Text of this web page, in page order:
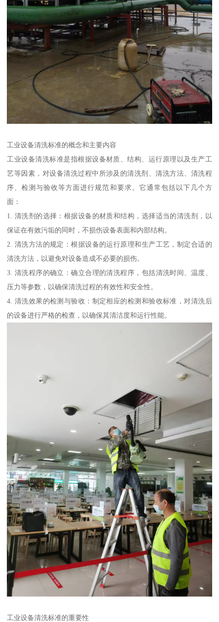
工业设备清洗标准的概念和主要内容
工业设备清洗标准是指根据设备材质、结构、运行原理以及生产工
艺等因素，对设备清洗过程中所涉及的清洗剂、清洗方法、清洗程
序、检测与验收等方面进行规范和要求。它通常包括以下几个方
面：
1. 清洗剂的选择：根据设备的材质和结构，选择适当的清洗剂，以
保证在有效污垢的同时，不损伤设备表面和内部结构。
2. 清洗方法的规定：根据设备的运行原理和生产工艺，制定合适的
清洗方法，以避免对设备造成不必要的损伤。
3. 清洗程序的确立：确立合理的清洗程序，包括清洗时间、温度、
压力等参数，以确保清洗过程的有效性和安全性。
4. 清洗效果的检测与验收：制定相应的检测和验收标准，对清洗后
的设备进行严格的检查，以确保其清洁度和运行性能。
工业设备清洗标准的重要性